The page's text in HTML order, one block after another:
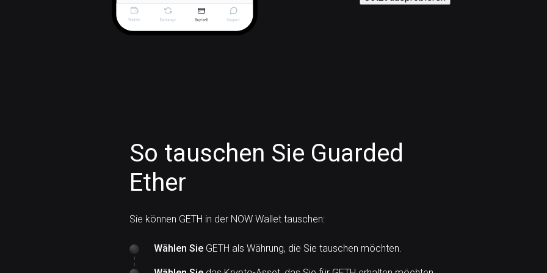
So tauschen Sie Guarded
Ether
Sie können GETH in der NOW Wallet tauschen:
Wählen Sie GETH als Währung, die Sie tauschen möchten.